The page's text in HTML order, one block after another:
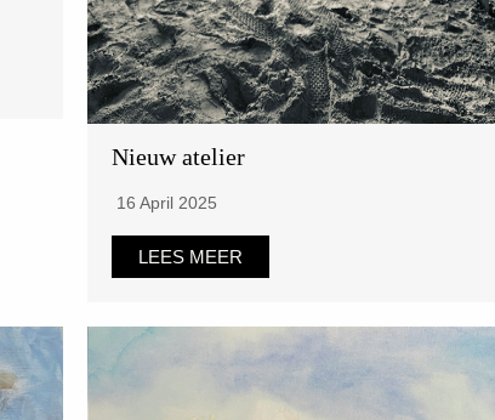
Nieuw atelier
16 April 2025
LEES MEER